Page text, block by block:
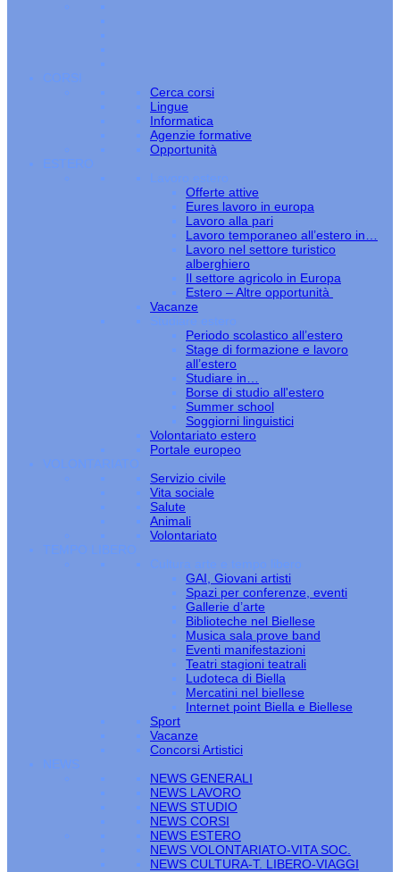
CORSI
Cerca corsi
Lingue
Informatica
Agenzie formative
Opportunità
ESTERO
Lavoro estero
Offerte attive
Eures lavoro in europa
Lavoro alla pari
Lavoro temporaneo all’estero in…
Lavoro nel settore turistico
alberghiero
Il settore agricolo in Europa
Estero – Altre opportunità
Vacanze
Studiare estero
Periodo scolastico all’estero
Stage di formazione e lavoro
all’estero
Studiare in…
Borse di studio all'estero
Summer school
Soggiorni linguistici
Volontariato estero
Portale europeo
VOLONTARIATO
Servizio civile
Vita sociale
Salute
Animali
Volontariato
TEMPO LIBERO
Cultura arte e tempo libero
GAI, Giovani artisti
Spazi per conferenze, eventi
Gallerie d’arte
Biblioteche nel Biellese
Musica sala prove band
Eventi manifestazioni
Teatri stagioni teatrali
Ludoteca di Biella
Mercatini nel biellese
Internet point Biella e Biellese
Sport
Vacanze
Concorsi Artistici
NEWS
NEWS GENERALI
NEWS LAVORO
NEWS STUDIO
NEWS CORSI
NEWS ESTERO
NEWS VOLONTARIATO-VITA SOC.
NEWS CULTURA-T. LIBERO-VIAGGI